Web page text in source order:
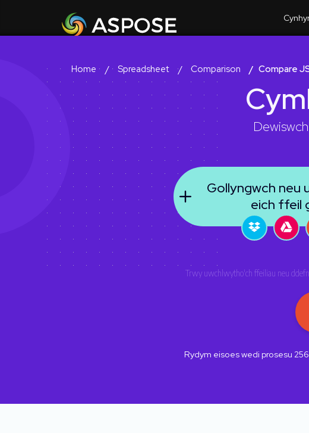
Home Spreadsheet Comparison Compare
Gollyngwch neu
eich ffeil
Trwy uwchlwytho'ch ffeiliau neu
Rydym eisoes wedi prosesu 256